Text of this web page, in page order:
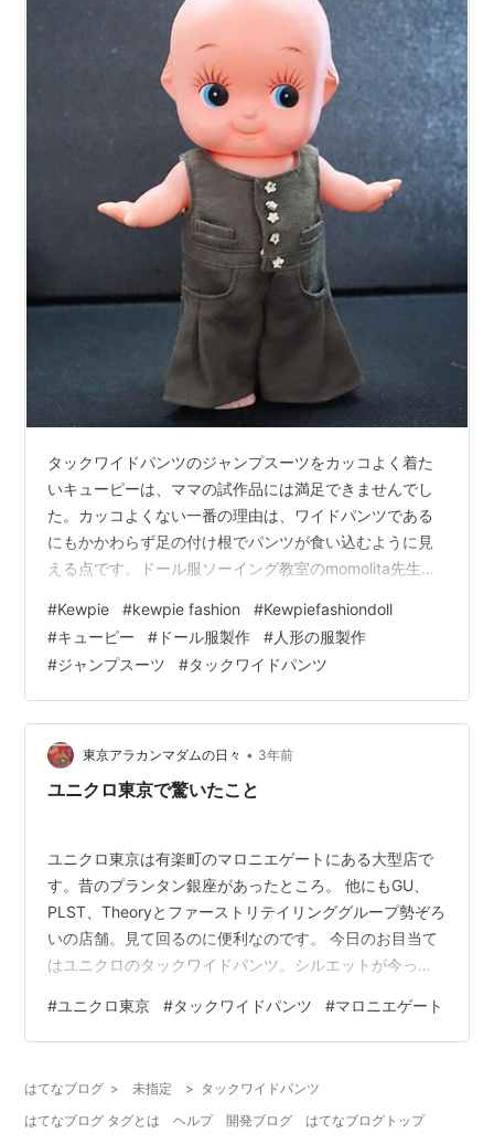
タックワイドパンツのジャンプスーツをカッコよく着た
いキューピーは、ママの試作品には満足できませんでし
た。カッコよくない一番の理由は、ワイドパンツである
にもかかわらず足の付け根でパンツが食い込むように見
える点です。ドール服ソーイング教室のmomolita先生に
く見えるジャンプスーツになりました。 デザイン 問題解
決 大変だったポケット ジャンプスーツの着脱も大変 さ
らに高みを目指すなら 先生の型紙 キュピーママの試作品
お気に入りポーズ デザイン 3種類のポケットがポイント
です。ウェストは、ウェストラインから5㎜下げて6㎜の
ベルトがついてローウェ…
#Kewpie #kewpie fashion #Kewpiefashiondoll
#キューピー # ドール服製作 #人形の服製作
#ジャンプスーツ #タックワイドパンツ
東京アラカンマダムの日々 • 3年前
ユニクロ東京で驚いたこと
ユニクロ東京は有楽町のマロニエゲートにある大型店で
す。昔のプランタン銀座があったところ。 他にもGU、
PLST、Theoryとファーストリテイリンググループ勢ぞろ
いの店舗。見て回るのに便利なのです。 今日のお目当て
はユニクロのタックワイドパンツ。シルエットが今っぽ
61BLUEを早速試着。 で、2Fフィッティングルームに入
って驚きました！ 正面に鏡は当然ですが、ここはフィッ
す！私の大好きな配置です。 この角度に鏡があると正面
の鏡からちょっと視線をずらすだけで後ろ姿がバッチ
#ユニクロ東京 #タックワイドパンツ #マロニエゲート
はてなブログ > 未指定 > タックワイドパンツ
はてなブログ タグとは
ヘルプ 開発ブログ はてなブログトップ